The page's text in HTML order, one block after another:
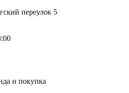
переулок 5
и покупка